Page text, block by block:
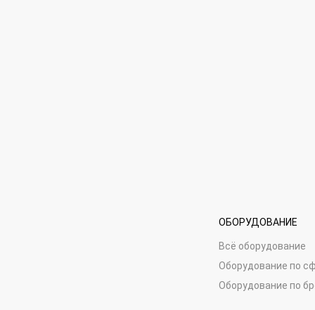
ОБОРУДОВАНИЕ
Всё оборудование
Оборудование по
Оборудование по